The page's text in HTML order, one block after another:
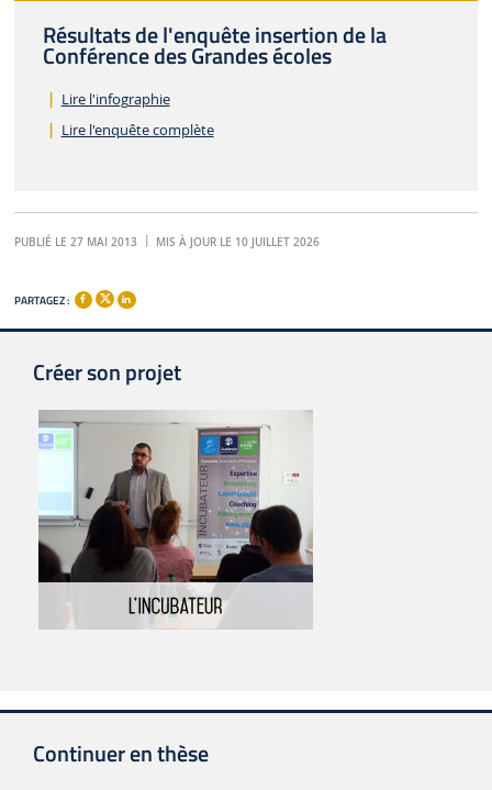
Résultats de l'enquête insertion de la
Conférence des Grandes écoles
Lire l'infographie
Lire l'enquête complète
PUBLIÉ LE 27 MAI 2013 MIS À JOUR LE 10 JUILLET 2026
PARTAGEZ :
Créer son projet
Continuer en thèse